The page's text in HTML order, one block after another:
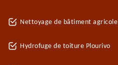
Nettoyage de bâtiment
Hydrofuge de toiture Plourivo